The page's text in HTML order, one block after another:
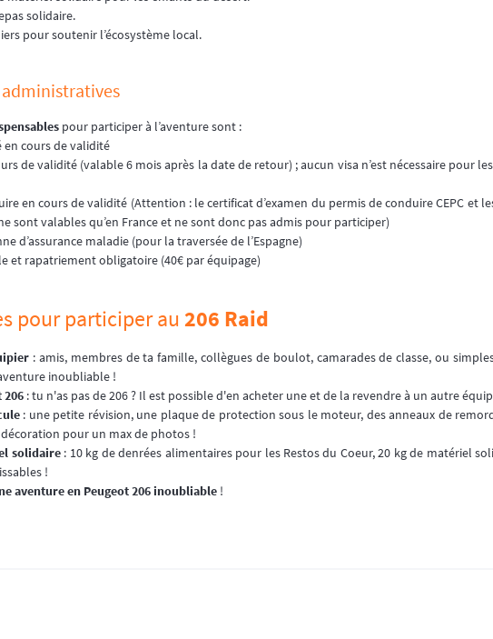
solidaire.
pour soutenir l’écosystème local.
pour participer à l’aventure sont :
en cours de validité
de validité (valable 6 mois après la date de retour) ; aucun visa n’est nécessaire pour
en cours de validité (Attention : le certificat d’examen du permis de conduire CEPC et
sont valables qu’en France et ne sont donc pas admis pour participer)
d’assurance maladie (pour la traversée de l’Espagne)
et rapatriement obligatoire (40€ par équipage)
pour participer au 206 Raid
: amis, membres de ta famille, collègues de boulot, camarades de classe, ou
inoubliable !
206 : tu n'as pas de 206 ? Il est possible d'en acheter une et de la revendre à un autre
: une petite révision, une plaque de protection sous le moteur, des anneaux de
pour un max de photos !
solidaire: 10 kg de denrées alimentaires pour les Restos du Coeur, 20 kg de matériel
!
aventure en Peugeot 206 inoubliable !